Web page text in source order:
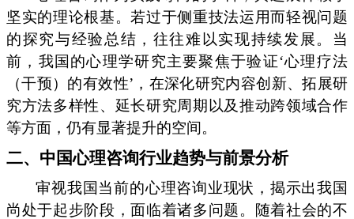
坚实的理论根基。若过于侧重技法运用而轻视问题
的探究与经验总结，往往难以实现持续发展。当
前，我国的心理学研究主要聚焦于验证‘心理疗法
（干预）的有效性’，在深化研究内容创新、拓展研
究方法多样性、延长研究周期以及推动跨领域合作
等方面，仍有显著提升的空间。
二、中国心理咨询行业趋势与前景分析
审视我国当前的心理咨询业现状，揭示出我国
尚处于起步阶段，面临着诸多问题。随着社会的不